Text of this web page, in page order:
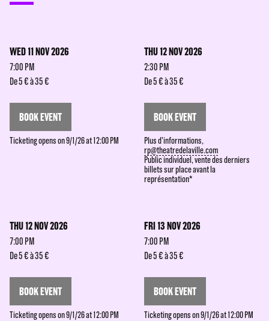
WED 11 NOV 2026
7:00 PM
De 5 € à 35 €
BOOK EVENT
Ticketing opens on 9/1/26 at 12:00 PM
THU 12 NOV 2026
2:30 PM
De 5 € à 35 €
BOOK EVENT
Plus d'informations,
rp@theatredelaville.com
Public individuel, vente des derniers
billets sur place avant la
représentation*
THU 12 NOV 2026
7:00 PM
De 5 € à 35 €
BOOK EVENT
Ticketing opens on 9/1/26 at 12:00 PM
FRI 13 NOV 2026
7:00 PM
De 5 € à 35 €
BOOK EVENT
Ticketing opens on 9/1/26 at 12:00 PM